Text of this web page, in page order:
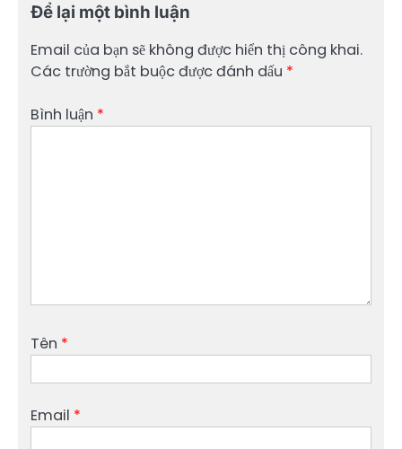
Để lại một bình luận
Email của bạn sẽ không được hiển thị công khai.
Các trường bắt buộc được đánh dấu *
Bình luận *
Tên *
Email *